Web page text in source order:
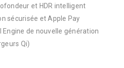
et HDR intelligent
sécurisée et Apple Pay
Engine de nouvelle génération
Qi)